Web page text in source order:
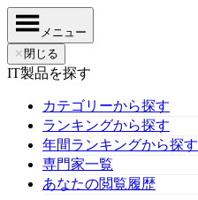
メニュー
✕ 閉じる
IT製品を探す
カテゴリーから探す
ランキングから探す
年間ランキングから探す
専門家一覧
あなたの閲覧履歴